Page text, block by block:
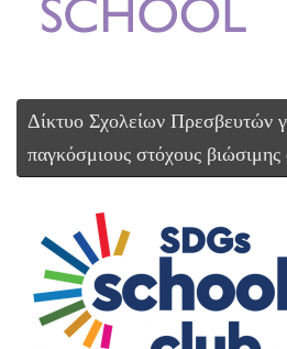
Δίκτυο Σχολείων Πρεσβευτών
παγκόσμιους στόχους βιώσιμης